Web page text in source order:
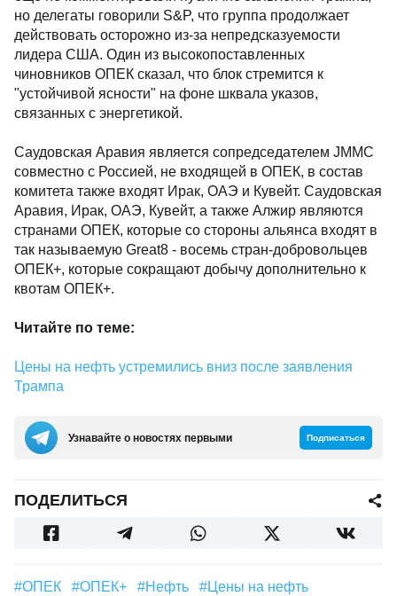
но делегаты говорили S&P, что группа продолжает
действовать осторожно из-за непредсказуемости
лидера США. Один из высокопоставленных
чиновников ОПЕК сказал, что блок стремится к
"устойчивой ясности" на фоне шквала указов,
связанных с энергетикой.
Саудовская Аравия является сопредседателем JMMC
совместно с Россией, не входящей в ОПЕК, в состав
комитета также входят Ирак, ОАЭ и Кувейт. Саудовская
Аравия, Ирак, ОАЭ, Кувейт, а также Алжир являются
странами ОПЕК, которые со стороны альянса входят в
так называемую Great8 - восемь стран-добровольцев
ОПЕК+, которые сокращают добычу дополнительно к
квотам ОПЕК+.
Читайте по теме:
Цены на нефть устремились вниз после заявления
Трампа
Узнавайте о новостях первыми Подписаться
ПОДЕЛИТЬСЯ
#ОПЕК #ОПЕК+ #Нефть #цены на нефть